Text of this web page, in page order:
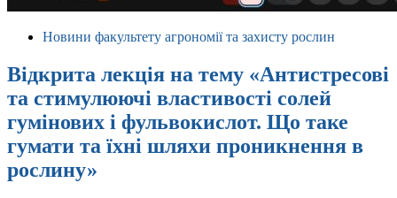
Новини факультету агрономії та захисту рослин
Відкрита лекція на тему «Антистресові
та стимулюючі властивості солей
гумінових і фульвокислот. Що таке
гумати та їхні шляхи проникнення в
рослину»